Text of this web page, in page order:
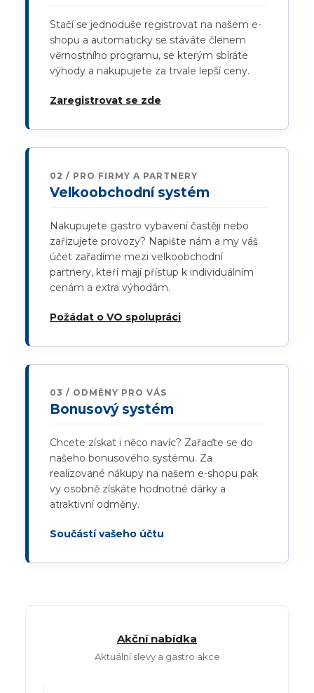
Stačí se jednoduše registrovat na našem e-
shopu a automaticky se stáváte členem
věrnostního programu, se kterým sbíráte
výhody a nakupujete za trvale lepší ceny.
Zaregistrovat se zde
02 / PRO FIRMY A PARTNERY
Velkoobchodní systém
Nakupujete gastro vybavení častěji nebo
zařizujete provozy? Napište nám a my váš
účet zařadíme mezi velkoobchodní
partnery, kteří mají přístup k individuálním
cenám a extra výhodám.
Požádat o VO spolupráci
03 / ODMĚNY PRO VÁS
Bonusový systém
Chcete získat i něco navíc? Zařaďte se do
našeho bonusového systému. Za
realizované nákupy na našem e-shopu pak
vy osobně získáte hodnotné dárky a
atraktivní odměny.
Součástí vašeho účtu
Akční nabídka
Aktuální slevy a gastro akce